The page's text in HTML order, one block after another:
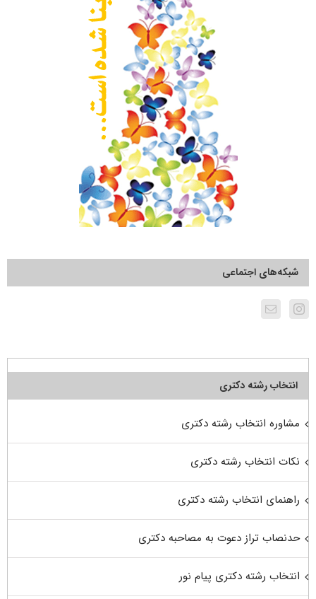
شبکه‌های اجتماعی
انتخاب رشته دکتری
مشاوره انتخاب رشته دکتری
نکات انتخاب رشته دکتری
راهنمای انتخاب رشته دکتری
حدنصاب تراز دعوت به مصاحبه دکتری
انتخاب رشته دکتری پیام نور